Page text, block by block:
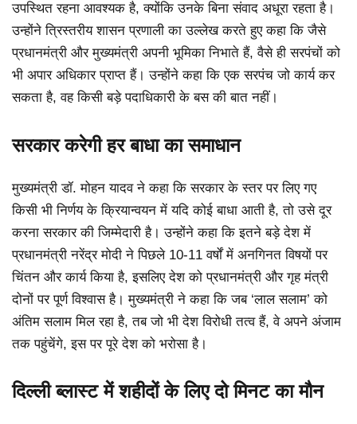
उपस्थित रहना आवश्यक है, क्योंकि उनके बिना संवाद अधूरा रहता है।
उन्होंने त्रिस्तरीय शासन प्रणाली का उल्लेख करते हुए कहा कि जैसे
प्रधानमंत्री और मुख्यमंत्री अपनी भूमिका निभाते हैं, वैसे ही सरपंचों को
भी अपार अधिकार प्राप्त हैं। उन्होंने कहा कि एक सरपंच जो कार्य कर
सकता है, वह किसी बड़े पदाधिकारी के बस की बात नहीं।
सरकार करेगी हर बाधा का समाधान
मुख्यमंत्री डॉ. मोहन यादव ने कहा कि सरकार के स्तर पर लिए गए
किसी भी निर्णय के क्रियान्वयन में यदि कोई बाधा आती है, तो उसे दूर
करना सरकार की जिम्मेदारी है। उन्होंने कहा कि इतने बड़े देश में
प्रधानमंत्री नरेंद्र मोदी ने पिछले 10-11 वर्षों में अनगिनत विषयों पर
चिंतन और कार्य किया है, इसलिए देश को प्रधानमंत्री और गृह मंत्री
दोनों पर पूर्ण विश्वास है। मुख्यमंत्री ने कहा कि जब ‘लाल सलाम’ को
अंतिम सलाम मिल रहा है, तब जो भी देश विरोधी तत्व हैं, वे अपने अंजाम
तक पहुंचेंगे, इस पर पूरे देश को भरोसा है।
दिल्ली ब्लास्ट में शहीदों के लिए दो मिनट का मौन